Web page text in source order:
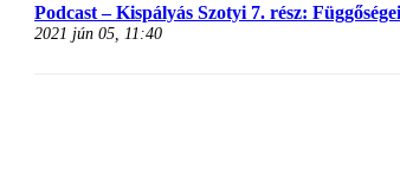
Podcast – Kispályás Szotyi 7. rész:
2021 jún 05, 11:40